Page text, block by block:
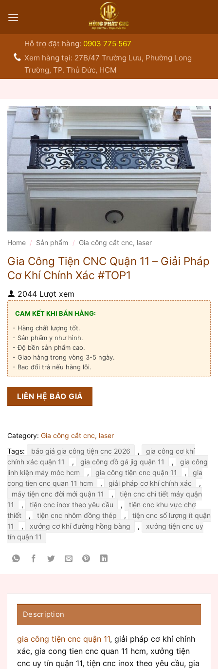
qua
Hỗ trợ đặt hàng: 0903 775 567
Xem hàng tại: 27B/47 Trường Lưu, Phường Long
Trường, TP. Thủ Đức, HCM
Home / Sản phẩm / Gia công cắt cnc, laser
Gia Công Tiện CNC Quận 11 – Giải Pháp
Cơ Khí Chính Xác #TOP1
2044 Lượt xem
CAM KẾT KHI BÁN HÀNG:
- Hàng chất lượng tốt.
- Sản phẩm y như hình.
- Độ bền sản phẩm cao.
- Giao hàng trong vòng 3-5 ngày.
- Bao đổi trả nếu hàng lỗi.
LIÊN HỆ BÁO GIÁ
Category: Gia công cắt cnc, laser
Tags:
báo giá gia công tiện cnc 2026 ,
gia công cơ khí
chính xác quận 11
, gia công đồ gá jig quận 11 ,
gia công
linh kiện máy móc hcm
, gia công tiện cnc quận 11 ,
gia
cong tien cnc quan 11 hcm
, giải pháp cơ khí chính xác
,
máy tiện cnc đời mới quận 11
,
tiện cnc chi tiết máy quận
11
, tiện cnc inox theo yêu cầu ,
tiện cnc khu vực chợ
thiết
, tiện cnc nhôm đồng thép ,
tiện cnc số lượng ít quận
11
, xưởng cơ khí đường hồng bàng ,
xưởng tiện cnc uy
tín quận 11
Description
gia công tiện cnc quận 11, giải pháp cơ khí chính
xác, gia cong tien cnc quan 11 hcm, xưởng tiện
cnc uy tín quận 11, tiện cnc inox theo yêu cầu, gia